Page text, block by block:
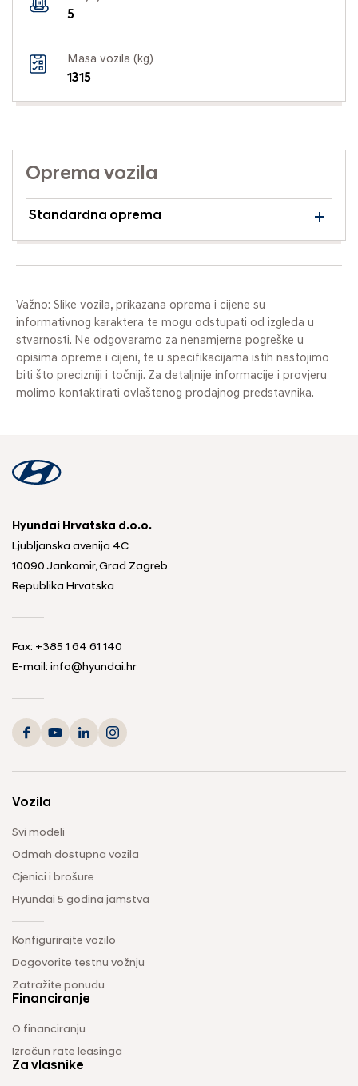
5
Masa vozila (kg)
1315
Oprema vozila
Standardna oprema
Važno: Slike vozila, prikazana oprema i cijene su
informativnog karaktera te mogu odstupati od izgleda u
stvarnosti. Ne odgovaramo za nenamjerne pogreške u
opisima opreme i cijeni, te u specifikacijama istih nastojimo
biti što precizniji i točniji. Za detaljnije informacije i provjeru
molimo kontaktirati ovlaštenog prodajnog predstavnika.
Hyundai Hrvatska d.o.o.
Ljubljanska avenija 4C
10090 Jankomir, Grad Zagreb
Republika Hrvatska
Fax: +385 1 64 61 140
E-mail: info@hyundai.hr
Vozila
Svi modeli
Odmah dostupna vozila
Cjenici i brošure
Hyundai 5 godina jamstva
Konfigurirajte vozilo
Dogovorite testnu vožnju
Zatražite ponudu
Financiranje
O financiranju
Izračun rate leasinga
Za vlasnike